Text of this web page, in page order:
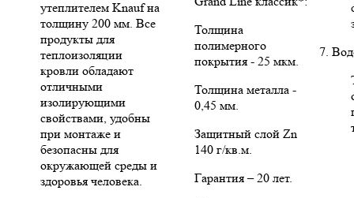
утеплителем Knauf на
толщину 200 мм. Все
продукты для
теплоизоляции
кровли обладают
отличными
изолирующими
свойствами, удобны
при монтаже и
безопасны для
окружающей среды и
здоровья человека.
Толщина
полимерного
покрытия - 25 мкм.
Толщина металла -
0,45 мм.
Защитный слой Zn
140 г/кв.м.
Гарантия – 20 лет.
7.